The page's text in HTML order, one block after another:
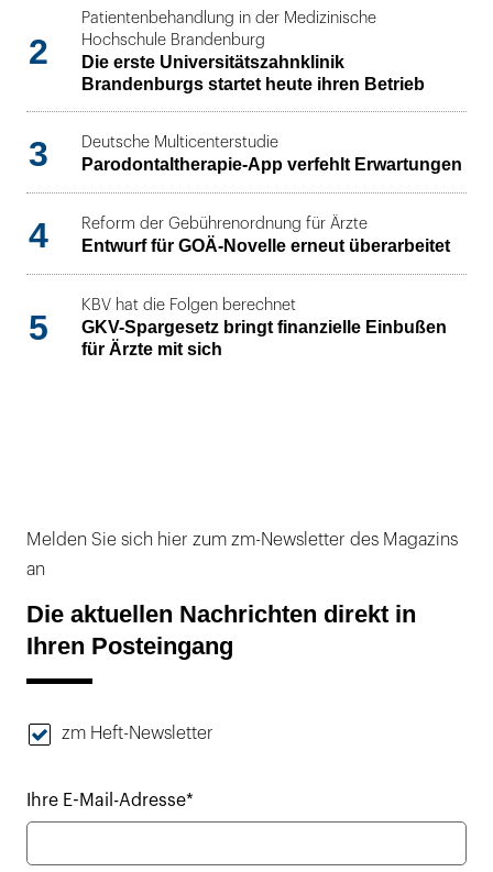
2
Patientenbehandlung in der Medizinische
Hochschule Brandenburg
Die erste Universitätszahnklinik
Brandenburgs startet heute ihren Betrieb
3 Deutsche Multicenterstudie
Parodontaltherapie-App verfehlt Erwartungen
4 Reform der Gebührenordnung für Ärzte
Entwurf für GOÄ-Novelle erneut überarbeitet
5
KBV hat die Folgen berechnet
GKV-Spargesetz bringt finanzielle Einbußen
für Ärzte mit sich
Melden Sie sich hier zum zm-Newsletter des Magazins
an
Die aktuellen Nachrichten direkt in
Ihren Posteingang
zm Heft-Newsletter
Ihre E-Mail-Adresse*